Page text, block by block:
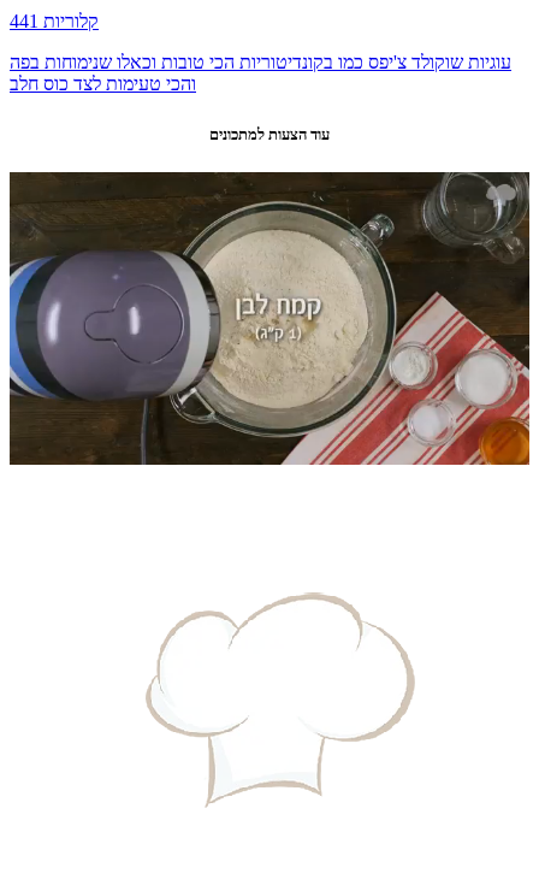
441 קלוריות
עוגיות שוקולד צ'יפס כמו בקונדיטוריות הכי טובות וכאלו שנימוחות בפה
והכי טעימות לצד כוס חלב
עוד הצעות למתכונים